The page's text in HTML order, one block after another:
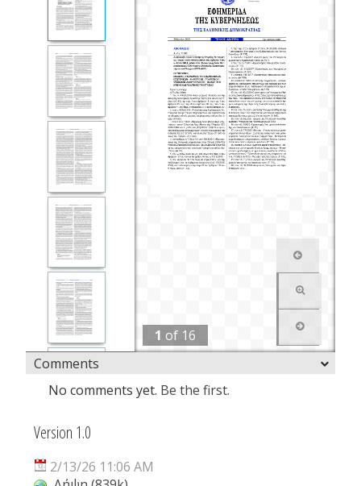
1 of 16
Comments
No comments yet. Be the first.
Version 1.0
2/13/26 11:06 AM